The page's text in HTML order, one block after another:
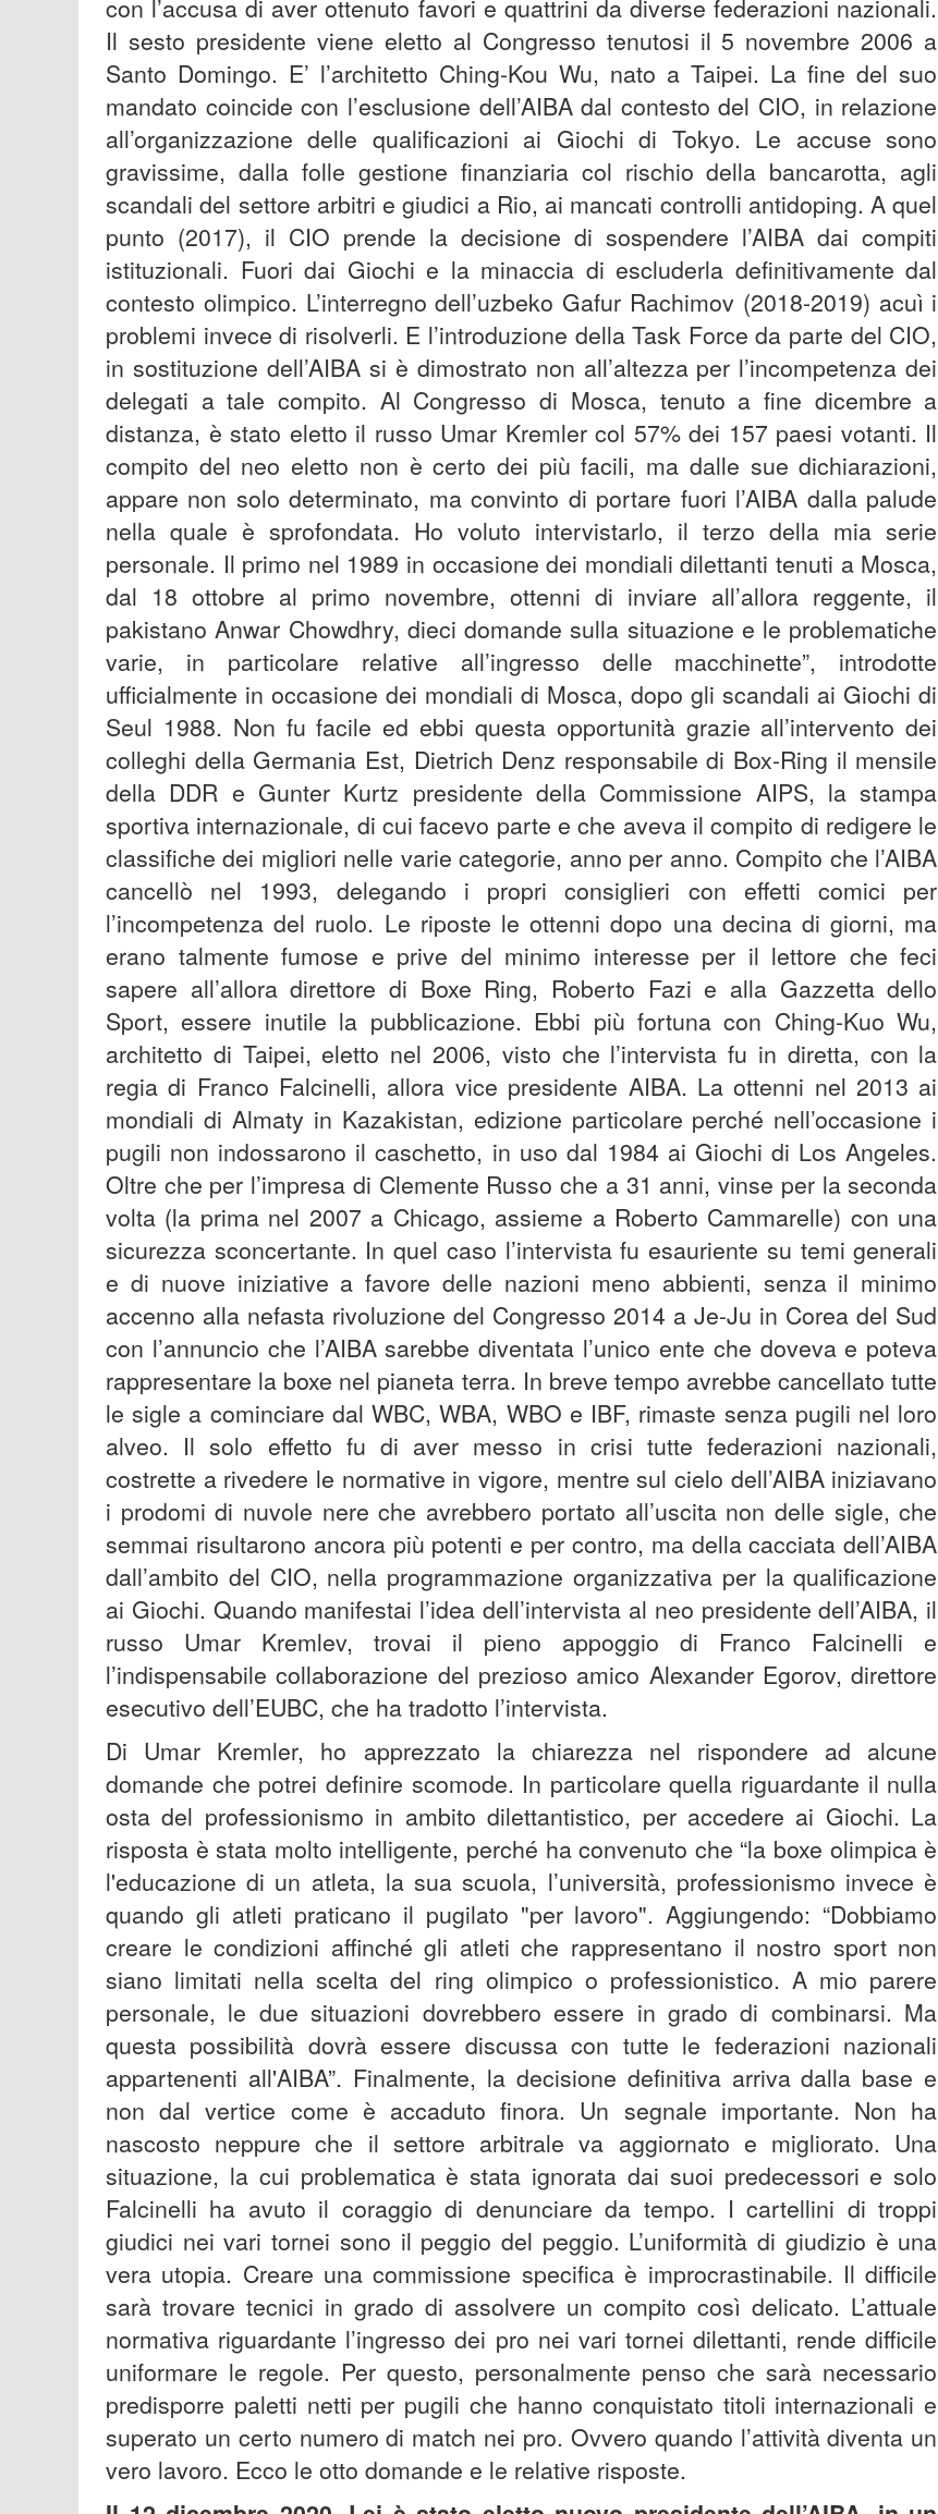
con l’accusa di aver ottenuto favori e quattrini da diverse federazioni nazionali.
Il sesto presidente viene eletto al Congresso tenutosi il 5 novembre 2006 a
Santo Domingo. E’ l’architetto Ching-Kou Wu, nato a Taipei. La fine del suo
mandato coincide con l’esclusione dell’AIBA dal contesto del CIO, in relazione
all’organizzazione delle qualificazioni ai Giochi di Tokyo. Le accuse sono
gravissime, dalla folle gestione finanziaria col rischio della bancarotta, agli
scandali del settore arbitri e giudici a Rio, ai mancati controlli antidoping. A quel
punto (2017), il CIO prende la decisione di sospendere l’AIBA dai compiti
istituzionali. Fuori dai Giochi e la minaccia di escluderla definitivamente dal
contesto olimpico. L’interregno dell’uzbeko Gafur Rachimov (2018-2019) acuì i
problemi invece di risolverli. E l’introduzione della Task Force da parte del CIO,
in sostituzione dell’AIBA si è dimostrato non all’altezza per l’incompetenza dei
delegati a tale compito. Al Congresso di Mosca, tenuto a fine dicembre a
distanza, è stato eletto il russo Umar Kremler col 57% dei 157 paesi votanti. Il
compito del neo eletto non è certo dei più facili, ma dalle sue dichiarazioni,
appare non solo determinato, ma convinto di portare fuori l’AIBA dalla palude
nella quale è sprofondata. Ho voluto intervistarlo, il terzo della mia serie
personale. Il primo nel 1989 in occasione dei mondiali dilettanti tenuti a Mosca,
dal 18 ottobre al primo novembre, ottenni di inviare all’allora reggente, il
pakistano Anwar Chowdhry, dieci domande sulla situazione e le problematiche
varie, in particolare relative all’ingresso delle macchinette”, introdotte
ufficialmente in occasione dei mondiali di Mosca, dopo gli scandali ai Giochi di
Seul 1988. Non fu facile ed ebbi questa opportunità grazie all’intervento dei
colleghi della Germania Est, Dietrich Denz responsabile di Box-Ring il mensile
della DDR e Gunter Kurtz presidente della Commissione AIPS, la stampa
sportiva internazionale, di cui facevo parte e che aveva il compito di redigere le
classifiche dei migliori nelle varie categorie, anno per anno. Compito che l’AIBA
cancellò nel 1993, delegando i propri consiglieri con effetti comici per
l’incompetenza del ruolo. Le riposte le ottenni dopo una decina di giorni, ma
erano talmente fumose e prive del minimo interesse per il lettore che feci
sapere all’allora direttore di Boxe Ring, Roberto Fazi e alla Gazzetta dello
Sport, essere inutile la pubblicazione. Ebbi più fortuna con Ching-Kuo Wu,
architetto di Taipei, eletto nel 2006, visto che l’intervista fu in diretta, con la
regia di Franco Falcinelli, allora vice presidente AIBA. La ottenni nel 2013 ai
mondiali di Almaty in Kazakistan, edizione particolare perché nell’occasione i
pugili non indossarono il caschetto, in uso dal 1984 ai Giochi di Los Angeles.
Oltre che per l’impresa di Clemente Russo che a 31 anni, vinse per la seconda
volta (la prima nel 2007 a Chicago, assieme a Roberto Cammarelle) con una
sicurezza sconcertante. In quel caso l’intervista fu esauriente su temi generali
e di nuove iniziative a favore delle nazioni meno abbienti, senza il minimo
accenno alla nefasta rivoluzione del Congresso 2014 a Je-Ju in Corea del Sud
con l’annuncio che l’AIBA sarebbe diventata l’unico ente che doveva e poteva
rappresentare la boxe nel pianeta terra. In breve tempo avrebbe cancellato tutte
le sigle a cominciare dal WBC, WBA, WBO e IBF, rimaste senza pugili nel loro
alveo. Il solo effetto fu di aver messo in crisi tutte federazioni nazionali,
costrette a rivedere le normative in vigore, mentre sul cielo dell’AIBA iniziavano
i prodomi di nuvole nere che avrebbero portato all’uscita non delle sigle, che
semmai risultarono ancora più potenti e per contro, ma della cacciata dell’AIBA
dall’ambito del CIO, nella programmazione organizzativa per la qualificazione
ai Giochi. Quando manifestai l’idea dell’intervista al neo presidente dell’AIBA, il
russo Umar Kremlev, trovai il pieno appoggio di Franco Falcinelli e
l’indispensabile collaborazione del prezioso amico Alexander Egorov, direttore
esecutivo dell’EUBC, che ha tradotto l’intervista.
Di Umar Kremler, ho apprezzato la chiarezza nel rispondere ad alcune
domande che potrei definire scomode. In particolare quella riguardante il nulla
osta del professionismo in ambito dilettantistico, per accedere ai Giochi. La
risposta è stata molto intelligente, perché ha convenuto che “la boxe olimpica è
l'educazione di un atleta, la sua scuola, l’università, professionismo invece è
quando gli atleti praticano il pugilato "per lavoro". Aggiungendo: “Dobbiamo
creare le condizioni affinché gli atleti che rappresentano il nostro sport non
siano limitati nella scelta del ring olimpico o professionistico. A mio parere
personale, le due situazioni dovrebbero essere in grado di combinarsi. Ma
questa possibilità dovrà essere discussa con tutte le federazioni nazionali
appartenenti all'AIBA”. Finalmente, la decisione definitiva arriva dalla base e
non dal vertice come è accaduto finora. Un segnale importante. Non ha
nascosto neppure che il settore arbitrale va aggiornato e migliorato. Una
situazione, la cui problematica è stata ignorata dai suoi predecessori e solo
Falcinelli ha avuto il coraggio di denunciare da tempo. I cartellini di troppi
giudici nei vari tornei sono il peggio del peggio. L’uniformità di giudizio è una
vera utopia. Creare una commissione specifica è improcrastinabile. Il difficile
sarà trovare tecnici in grado di assolvere un compito così delicato. L’attuale
normativa riguardante l’ingresso dei pro nei vari tornei dilettanti, rende difficile
uniformare le regole. Per questo, personalmente penso che sarà necessario
predisporre paletti netti per pugili che hanno conquistato titoli internazionali e
superato un certo numero di match nei pro. Ovvero quando l’attività diventa un
vero lavoro. Ecco le otto domande e le relative risposte.